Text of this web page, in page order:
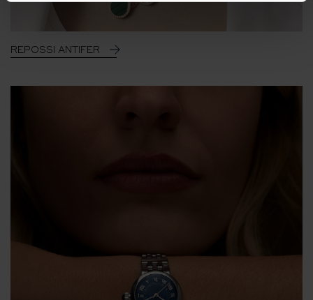
REPOSSI ANTIFER